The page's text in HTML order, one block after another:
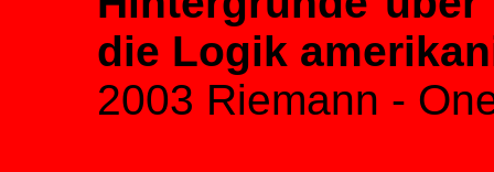
die Logik
2003 Riemann -